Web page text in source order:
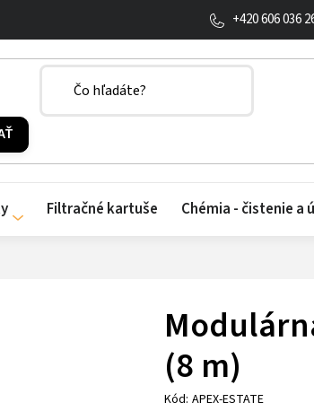
+420 606 036
Filtračné kartuše Chémia - čistenie a
(8 m)
Kód: APEX-ESTATE